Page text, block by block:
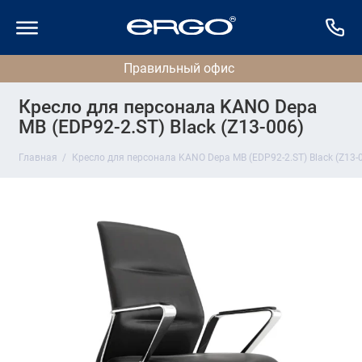
Кресло для персонала KANO Depa
MB (EDP92-2.ST) Black (Z13-006)
Главная Кресло для персонала KANO Depa MB (EDP92-2.ST) Black (Z13-